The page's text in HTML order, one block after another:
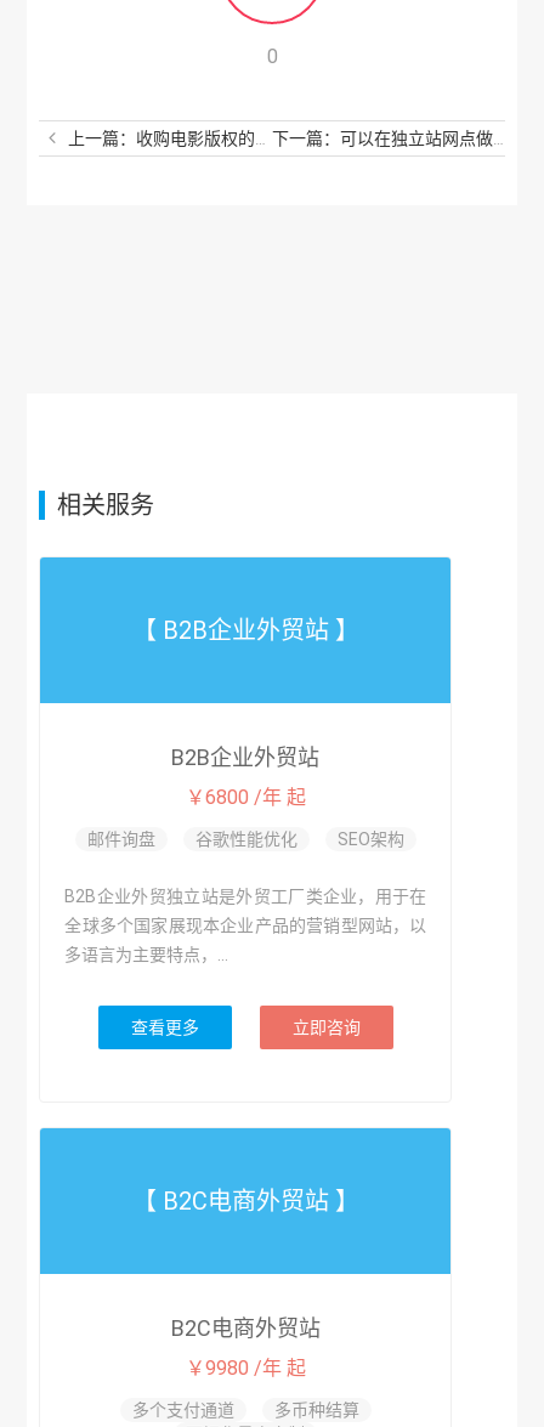
0
上一篇：收购电影版权的这几点你不得不知道！
相关服务
【 B2B企业外贸站 】
B2B企业外贸站
￥6800 /年 起
邮件询盘 谷歌性能优化 SEO架构
B2B企业外贸独立站是外贸工厂类企业，用于在
全球多个国家展现本企业产品的营销型网站，以
多语言为主要特点，...
查看更多 立即咨询
【 B2C电商外贸站 】
B2C电商外贸站
￥9980 /年 起
多个支付通道
多币种结算